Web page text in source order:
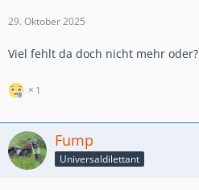
29. Oktober 2025
Viel fehlt da doch nicht mehr oder?
1
Fump
Universaldilettant